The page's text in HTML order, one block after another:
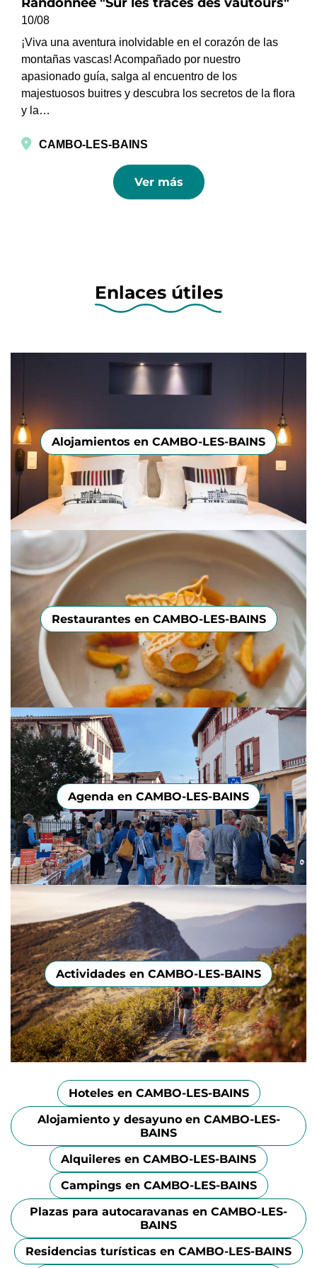
10/08
¡Viva una aventura inolvidable en el corazón de las
montañas vascas! Acompañado por nuestro
apasionado guía, salga al encuentro de los
majestuosos buitres y descubra los secretos de la flora
y la…
CAMBO-LES-BAINS
Ver más
Enlaces útiles
Alojamientos en CAMBO-LES-BAINS
Restaurantes en CAMBO-LES-BAINS
Agenda en CAMBO-LES-BAINS
Actividades en CAMBO-LES-BAINS
Hoteles en CAMBO-LES-BAINS
Alojamiento y desayuno en CAMBO-LES-
BAINS
Alquileres en CAMBO-LES-BAINS
Campings en CAMBO-LES-BAINS
Plazas para autocaravanas en CAMBO-LES-
BAINS
Residencias turísticas en CAMBO-LES-BAINS